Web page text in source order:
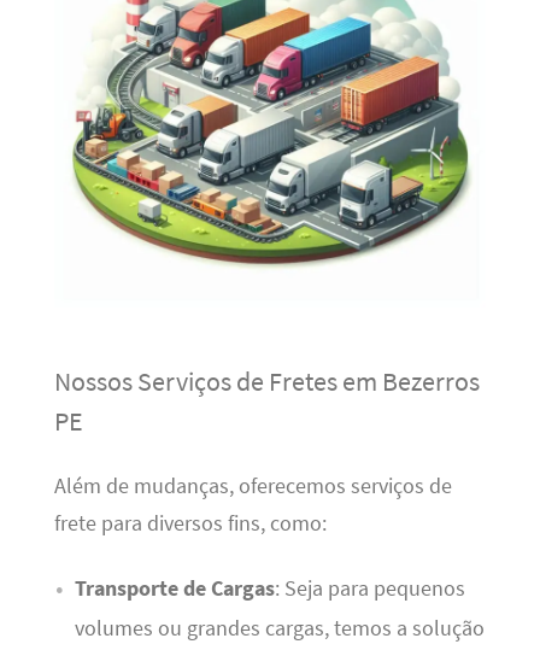
Nossos Serviços de Fretes em Bezerros
PE
Além de mudanças, oferecemos serviços de
frete para diversos fins, como:
Transporte de Cargas: Seja para pequenos
volumes ou grandes cargas, temos a solução